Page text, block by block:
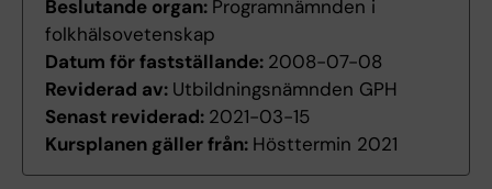
Beslutande organ: Programnämnden i
folkhälsovetenskap
Datum för fastställande: 2008-07-08
Reviderad av: Utbildningsnämnden GPH
Senast reviderad: 2021-03-15
Kursplanen gäller från: Hösttermin 2021